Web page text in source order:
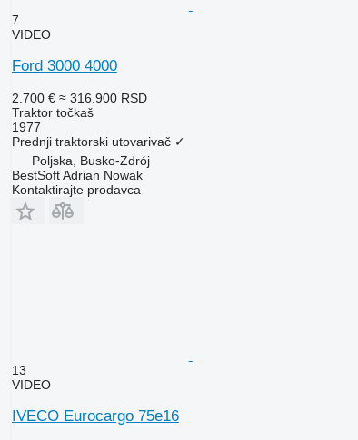
7
VIDEO
Ford 3000 4000
2.700 € ≈ 316.900 RSD
Traktor točkaš
1977
Prednji traktorski utovarivač ✓
Poljska, Busko-Zdrój
BestSoft Adrian Nowak
Kontaktirajte prodavca
13
VIDEO
IVECO Eurocargo 75e16